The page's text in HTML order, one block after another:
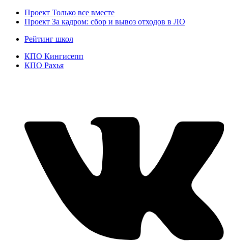
Проект Только все вместе
Проект За кадром: сбор и вывоз отходов в ЛО
Рейтинг школ
КПО Кингисепп
КПО Рахья